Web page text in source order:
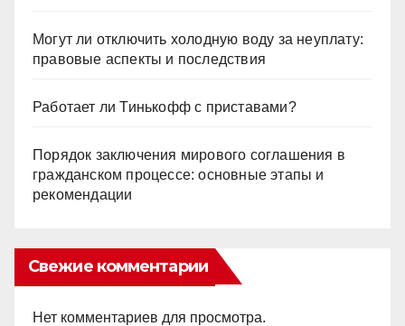
Могут ли отключить холодную воду за неуплату:
правовые аспекты и последствия
Работает ли Тинькофф с приставами?
Порядок заключения мирового соглашения в
гражданском процессе: основные этапы и
рекомендации
Свежие комментарии
Нет комментариев для просмотра.